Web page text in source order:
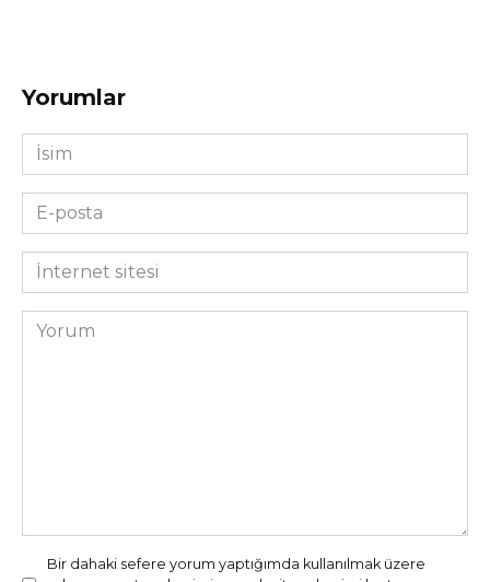
Yorumlar
İsim
*
E-
posta
*İnternet
sitesi
Yorum
Bir dahaki sefere yorum yaptığımda kullanılmak üzere